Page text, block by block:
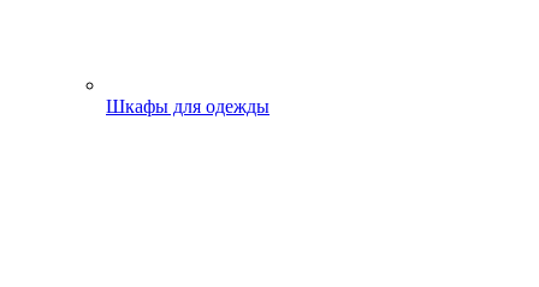
Шкафы для одежды